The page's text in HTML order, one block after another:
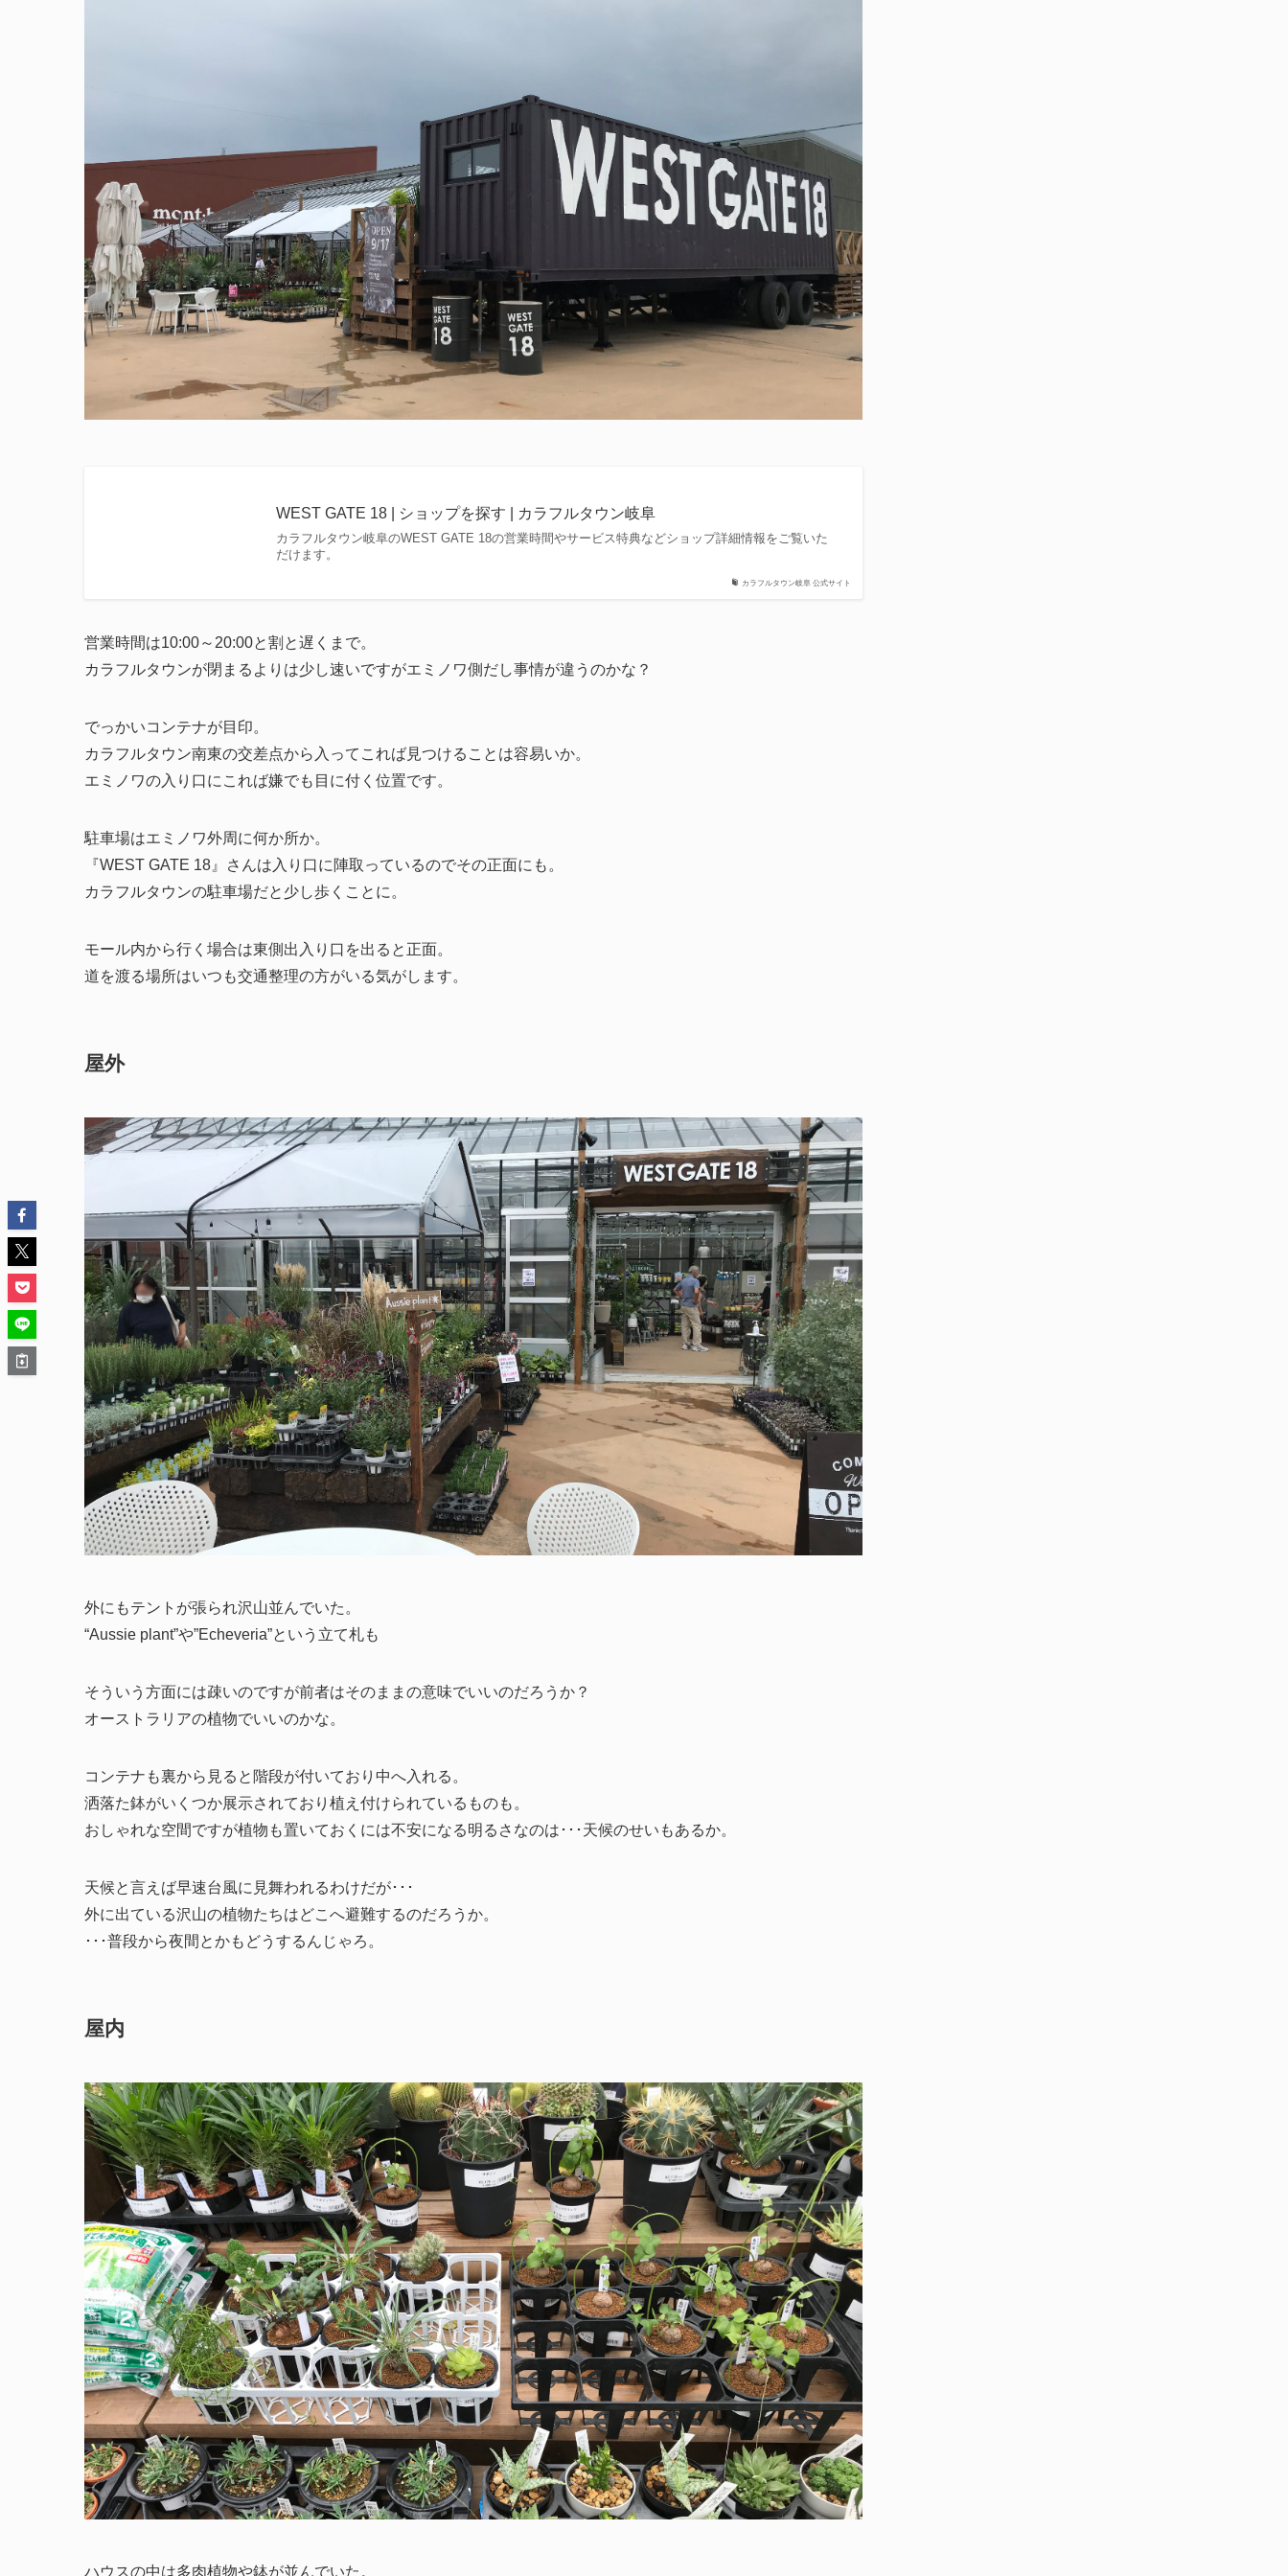
カラフルタウン岐阜 公式サイト
WEST GATE 18 | ショップを探す | カラフルタウン岐阜
カラフルタウン岐阜のWEST GATE 18の営業時間やサービス特典などショップ詳細情報をご覧いた
だけます。
営業時間は10:00～20:00と割と遅くまで。
カラフルタウンが閉まるよりは少し速いですがエミノワ側だし事情が違うのかな？
でっかいコンテナが目印。
カラフルタウン南東の交差点から入ってこれば見つけることは容易いか。
エミノワの入り口にこれば嫌でも目に付く位置です。
駐車場はエミノワ外周に何か所か。
『WEST GATE 18』さんは入り口に陣取っているのでその正面にも。
カラフルタウンの駐車場だと少し歩くことに。
モール内から行く場合は東側出入り口を出ると正面。
道を渡る場所はいつも交通整理の方がいる気がします。
屋外
外にもテントが張られ沢山並んでいた。
“Aussie plant”や”Echeveria”という立て札も
そういう方面には疎いのですが前者はそのままの意味でいいのだろうか？
オーストラリアの植物でいいのかな。
コンテナも裏から見ると階段が付いており中へ入れる。
洒落た鉢がいくつか展示されており植え付けられているものも。
おしゃれな空間ですが植物も置いておくには不安になる明るさなのは･･･天候のせいもあるか。
天候と言えば早速台風に見舞われるわけだが･･･
外に出ている沢山の植物たちはどこへ避難するのだろうか。
･･･普段から夜間とかもどうするんじゃろ。
屋内
ハウスの中は多肉植物や鉢が並んでいた。